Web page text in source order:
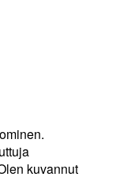
kuvannut